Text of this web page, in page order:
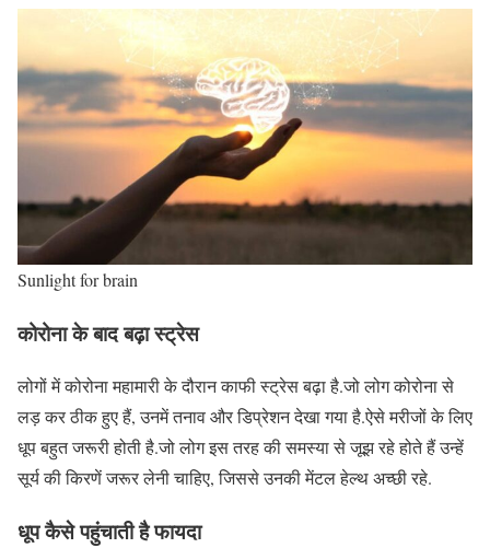
Sunlight for brain
कोरोना के बाद बढ़ा स्ट्रेस
लोगों में कोरोना महामारी के दौरान काफी स्ट्रेस बढ़ा है.जो लोग कोरोना से
लड़ कर ठीक हुए हैं, उनमें तनाव और डिप्रेशन देखा गया है.ऐसे मरीजों के लिए
धूप बहुत जरूरी होती है.जो लोग इस तरह की समस्या से जूझ रहे होते हैं उन्हें
सूर्य की किरणें जरूर लेनी चाहिए, जिससे उनकी मेंटल हेल्थ अच्छी रहे.
धूप कैसे पहुंचाती है फायदा